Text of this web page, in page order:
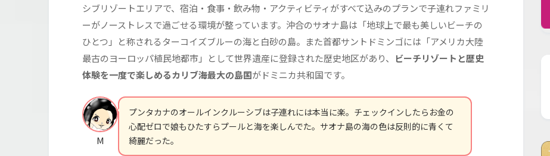
シブリゾートエリアで、宿泊・食事・飲み物・アクティビティがすべて込みのプランで子連れファミリ
ーがノーストレスで過ごせる環境が整っています。沖合のサオナ島は「地球上で最も美しいビーチの
ひとつ」と称されるターコイズブルーの海と白砂の島。また首都サントドミンゴには「アメリカ大陸
最古のヨーロッパ植民地都市」として世界遺産に登録された歴史地区があり、 ビーチリゾートと歴史
体験を一度で楽しめるカリブ海最大の島国がドミニカ共和国です。
M
プンタカナのオールインクルーシブは子連れには本当に楽。チェックインしたらお金の
心配ゼロで娘もひたすらプールと海を楽しんでた。サオナ島の海の色は反則的に青くて
綺麗だった。